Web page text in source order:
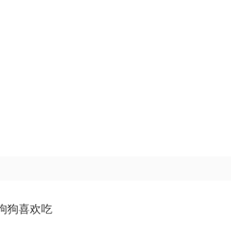
狗喜欢吃